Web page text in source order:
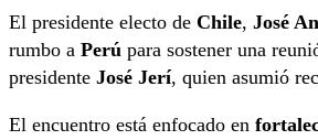
El presidente electo de Chile, José
rumbo a Perú para sostener una
presidente José Jerí, quien asumió
El encuentro está enfocado en